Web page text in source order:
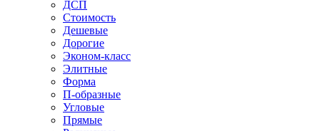
ДСП
Стоимость
Дешевые
Дорогие
Эконом-класс
Элитные
Форма
П-образные
Угловые
Прямые